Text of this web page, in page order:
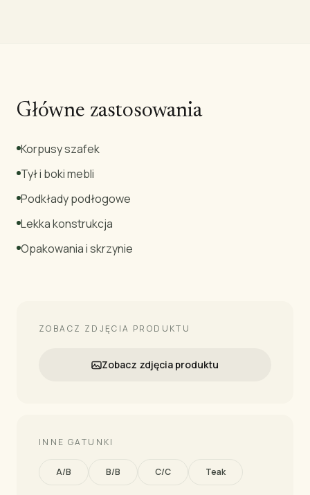
Główne zastosowania
Korpusy szafek
Tył i boki mebli
Podkłady podłogowe
Lekka konstrukcja
Opakowania i skrzynie
ZOBACZ ZDJĘCIA PRODUKTU
Zobacz zdjęcia produktu
INNE GATUNKI
A/B B/B C/C Teak